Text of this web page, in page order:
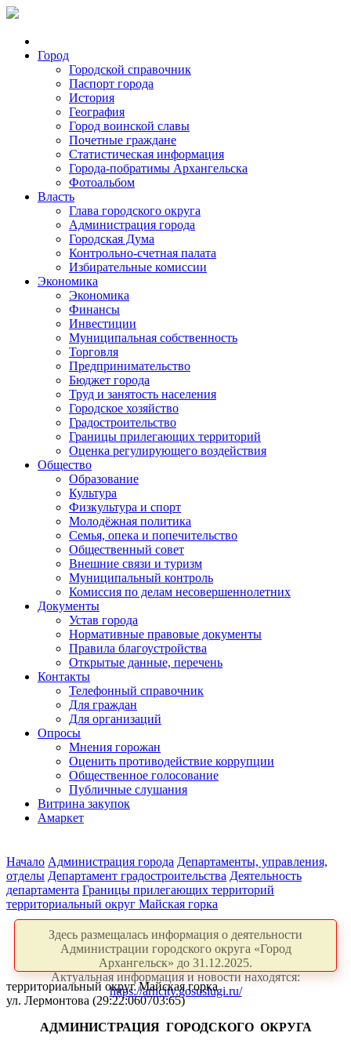
Город
Городской справочник
Паспорт города
История
География
Город воинской славы
Почетные граждане
Статистическая информация
Города-побратимы Архангельска
Фотоальбом
Власть
Глава городского округа
Администрация города
Городская Дума
Контрольно-счетная палата
Избирательные комиссии
Экономика
Экономика
Финансы
Инвестиции
Муниципальная собственность
Торговля
Предпринимательство
Бюджет города
Труд и занятость населения
Городское хозяйство
Градостроительство
Границы прилегающих территорий
Оценка регулирующего воздействия
Общество
Образование
Культура
Физкультура и спорт
Молодёжная политика
Семья, опека и попечительство
Общественный совет
Внешние связи и туризм
Муниципальный контроль
Комиссия по делам несовершеннолетних
Документы
Устав города
Нормативные правовые документы
Правила благоустройства
Открытые данные, перечень
Контакты
Телефонный справочник
Для граждан
Для организаций
Опросы
Мнения горожан
Оценить противодействие коррупции
Общественное голосование
Публичные слушания
Витрина закупок
Амаркет
Начало Администрация города Департаменты, управления,
отделы Департамент градостроительства Деятельность
департамента Границы прилегающих территорий
территориальный округ Майская горка
Здесь размещалась информация о деятельности
Администрации городского округа «Город
Архангельск» до 31.12.2025.
Актуальная информация и новости находятся:
https://arhcity.gosuslugi.ru/
территориальный округ Майская горка
ул. Лермонтова (29:22:060703:65)
АДМИНИСТРАЦИЯ ГОРОДСКОГО ОКРУГА